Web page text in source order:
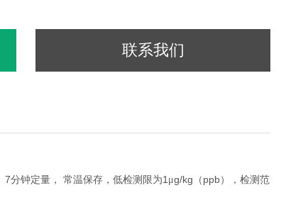
联系我们
7分钟定量， 常温保存，低检测限为1 μg/kg （ ppb），检测范